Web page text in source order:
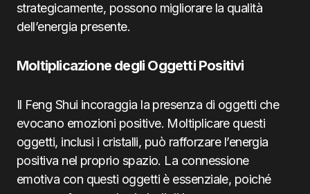
strategicamente, possono migliorare la qualità
dell’energia presente.
Moltiplicazione degli Oggetti Positivi
Il Feng Shui incoraggia la presenza di oggetti che
evocano emozioni positive. Moltiplicare questi
oggetti, inclusi i cristalli, può rafforzare l’energia
positiva nel proprio spazio. La connessione
emotiva con questi oggetti è essenziale, poiché